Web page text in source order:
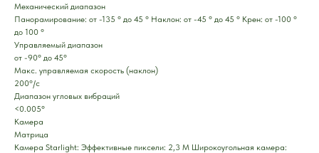
Механический диапазон
Панорамирование: от -135 ° до 45 ° Наклон: от -45 ° до 45 ° Крен: от -100 °
до 100 °
Управляемый диапазон
от -90° до 45°
Макс. управляемая скорость (наклон)
200º/с
Диапазон угловых вибраций
<0.005°
Камера
Матрица
Камера Starlight: Эффективные пиксели: 2,3 М Широкоугольная камера: